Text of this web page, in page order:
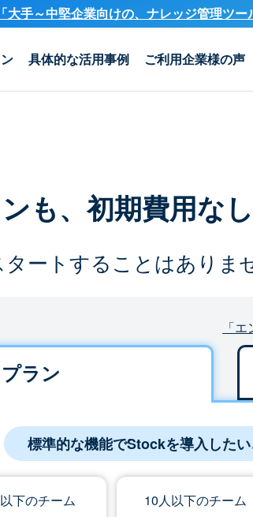
「大手～中堅企業向けの、ナレッジ管理ツー
具体的な活用事例 ご利用企業様の声
も、初期費用な
ートすることはありま
「
ラン
標準的な機能でStockを導入した
下のチーム 10人以下のチーム